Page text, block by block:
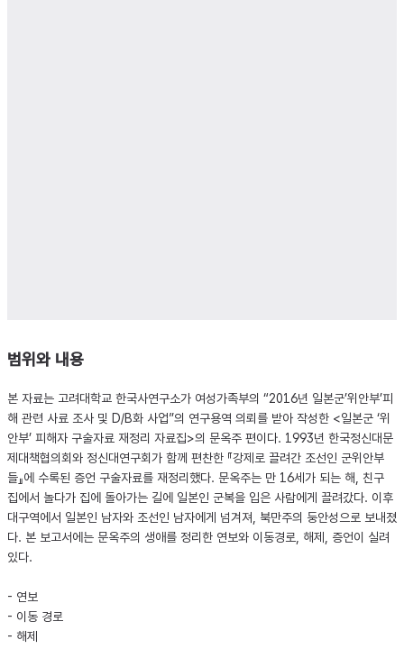
범위와 내용
본 자료는 고려대학교 한국사연구소가 여성가족부의 “2016년 일본군’위안부’피
해 관련 사료 조사 및 D/B화 사업”의 연구용역 의뢰를 받아 작성한 <일본군 ‘위
안부’ 피해자 구술자료 재정리 자료집>의 문옥주 편이다. 1993년 한국정신대문
제대책협의회와 정신대연구회가 함께 편찬한 『강제로 끌려간 조선인 군위안부
들』에 수록된 증언 구술자료를 재정리했다. 문옥주는 만 16세가 되는 해, 친구
집에서 놀다가 집에 돌아가는 길에 일본인 군복을 입은 사람에게 끌려갔다. 이후
대구역에서 일본인 남자와 조선인 남자에게 넘겨져, 북만주의 둥안성으로 보내졌
다. 본 보고서에는 문옥주의 생애를 정리한 연보와 이동경로, 해제, 증언이 실려
있다.
- 연보
- 이동 경로
- 해제